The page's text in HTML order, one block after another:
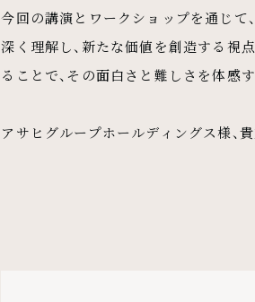
今回の講演とワークショップを通じて
深く理解し、新たな価値を創造する視
ることで、その面白さと難しさを体感
アサヒグループホールディングス様、